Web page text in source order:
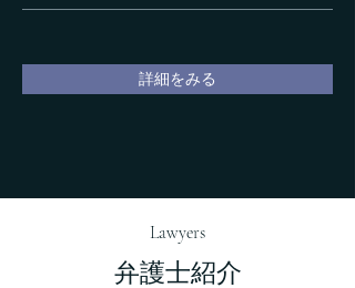
詳細をみる
Lawyers
​弁護士紹介